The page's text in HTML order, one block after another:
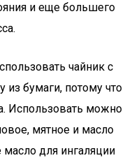
и еще большего
чайник с
бумаги, потому что
Использовать можно
мятное и масло
для ингаляции